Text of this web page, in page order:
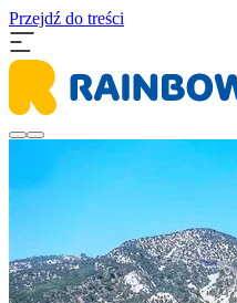
Przejdź do treści